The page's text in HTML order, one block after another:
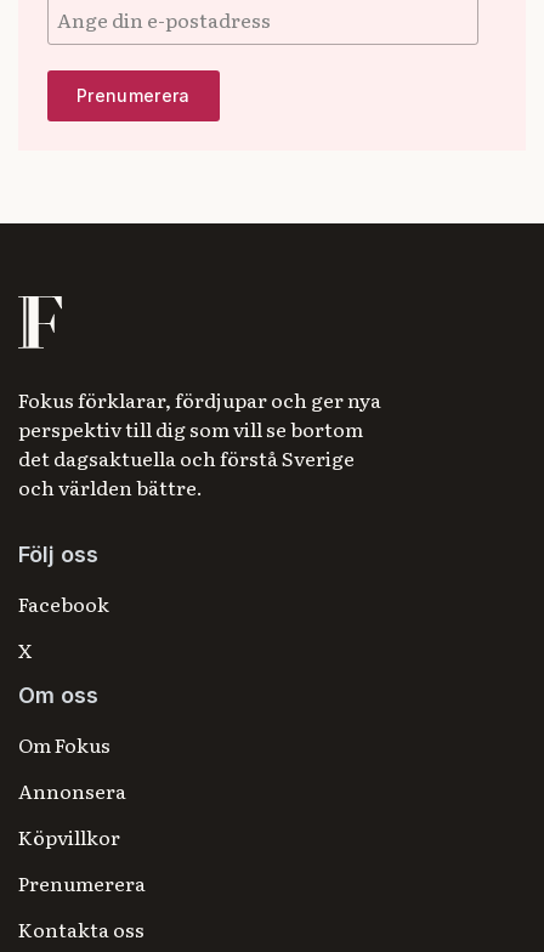
Fokus förklarar, fördjupar och ger nya
perspektiv till dig som vill se bortom
det dagsaktuella och förstå Sverige
och världen bättre.
Följ oss
Facebook
X
Om oss
Om Fokus
Annonsera
Köpvillkor
Prenumerera
Kontakta oss